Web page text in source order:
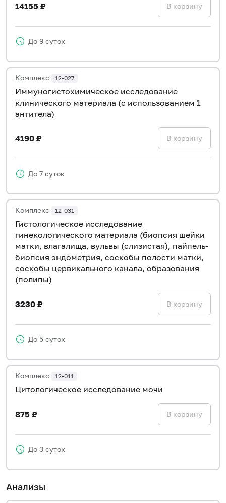
14155 ₽ В корзину
До 9 суток
Комплекс 12-027
Иммуногистохимическое исследование
клинического материала (с использованием 1
антитела)
4190 ₽ В корзину
До 7 суток
Комплекс 12-031
Гистологическое исследование
гинекологического материала (биопсия шейки
матки, влагалища, вульвы (слизистая), пайпель-
биопсия эндометрия, соскобы полости матки,
соскобы цервикального канала, образования
(полипы)
3230 ₽ В корзину
До 5 суток
Комплекс 12-011
Цитологическое исследование мочи
875 ₽ В корзину
До 3 суток
Анализы